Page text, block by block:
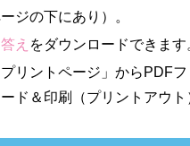
ジの下にあり）。
答え をダウンロードできます
リントページ」からPDF
ド＆印刷（プリントアウ